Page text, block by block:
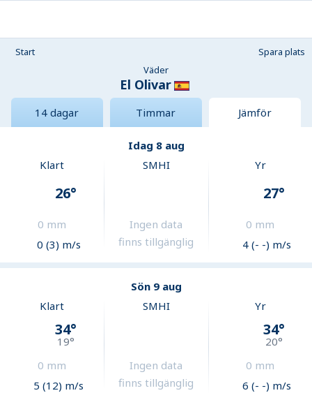
Start
Spara plats
Väder
El Olivar
14 dagar Timmar Jämför
Idag 8 aug
Klart
26°
0 mm
0 (3) m/s
SMHI
Ingen data
finns tillgänglig
Yr
27°
0 mm
4 (- -) m/s
Sön 9 aug
Klart
34°
19°
0 mm
5 (12) m/s
SMHI
Ingen data
finns tillgänglig
Yr
34°
20°
0 mm
6 (- -) m/s